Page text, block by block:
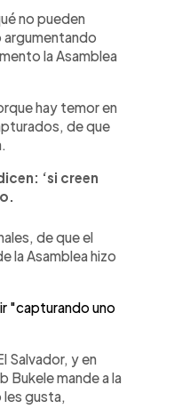
no pueden
argumentando
la Asamblea
hay temor en
de que
‘si creen
de que el
la Asamblea hizo
"capturando uno
Salvador, y en
Bukele mande a la
les gusta,